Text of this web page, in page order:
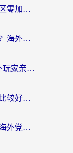
海外党玩绝区零总掉线？2026绝区零加速器推荐+跨平台国服游戏加速攻略
美国用什么加速器打欢乐斗地主？海外党亲测有效的国服游戏加速指南
在瑞典打不开崩坏3怎么办？海外玩家亲测有效的国服游戏加速指南
在欧洲玩战舰世界用什么加速器比较好用？老玩家亲测有效的低延迟方案
英国怎么玩奥比岛：梦想国度？海外党不卡攻略+加速器选择秘籍